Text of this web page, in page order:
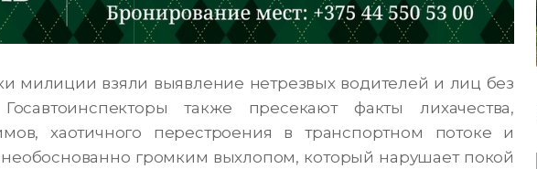
милиции взяли выявление нетрезвых водителей и лиц без
также пресекают факты лихачества,
хаотичного перестроения в транспортном потоке и
громким выхлопом, который нарушает покой